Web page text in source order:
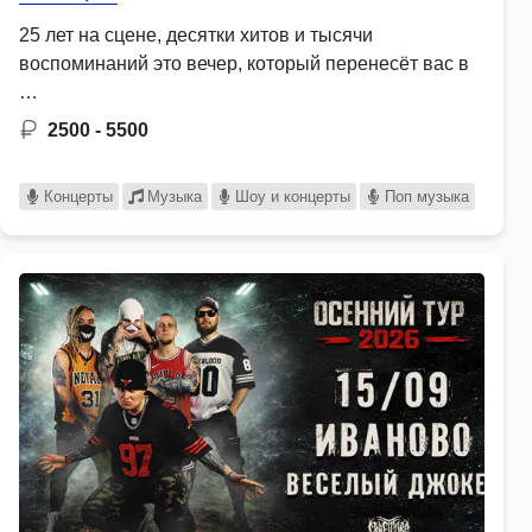
25 лет на сцене, десятки хитов и тысячи
воспоминаний это вечер, который перенесёт вас в
…
2500 - 5500
Концерты Музыка Шоу и концерты Поп музыка